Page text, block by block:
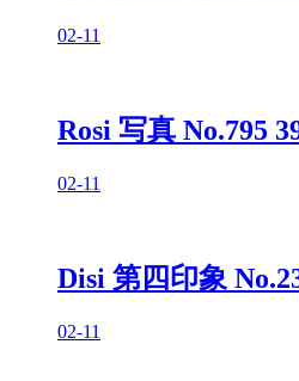
02-11
Rosi 写真 No.795
02-11
Disi 第四印象
02-11